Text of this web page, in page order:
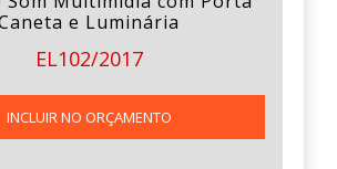
e Luminária
EL102/2017
INCLUIR NO ORÇAMENTO